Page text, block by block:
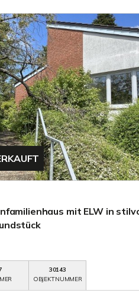
mit ELW in
30143
OBJEKTNUMMER